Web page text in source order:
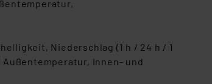
Niederschlag (1 h / 24 h / 1
Innen- und